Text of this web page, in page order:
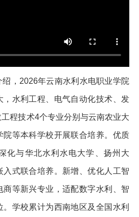
，2026年云南水利水电职业学院
，水利工程、电气自动化技术、发
程技术4个专业分别与云南农业大
院等本科学校开展联合培养。优质
化与华北水利水电大学、扬州大
入式联合培养。新增、优化人工智
商等新兴专业，适配数字水利、智
学校累计为西南地区及全国水利